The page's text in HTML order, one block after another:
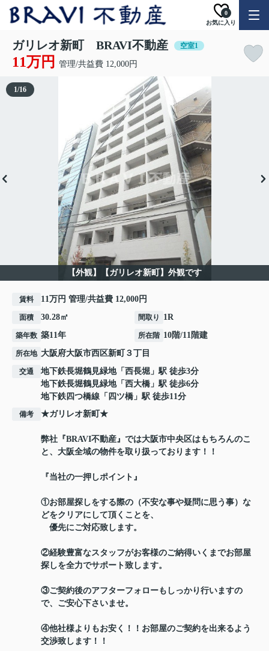
お気に入り
0
ガリレオ新町 BRAVI不動産 空室1
11万円 管理/共益費 12,000円
【外観】【ガリレオ新町】外観です
1/16
賃料 11万円 管理/共益費 12,000円
面積 30.28㎡ 間取り 1R
築年数 築11年 所在階 10階/11階建
所在地 大阪府大阪市西区新町 ３丁目
交通 地下鉄長堀鶴見緑地「 西長堀 」駅 徒歩3分
地下鉄長堀鶴見緑地「 西大橋 」駅 徒歩6分
地下鉄四つ橋線 「 四ツ橋 」駅 徒歩11分
備考 ★ガリレオ新町★
弊社『BRAVI不動産』では大阪市中央区はもちろんのこ
と、大阪全域の物件を取り扱っております！！
『当社の一押しポイント』
①お部屋探しをする際の（不安な事や疑問に思う事）な
どをクリアにして頂くことを、
優先にご対応致します。
②経験豊富なスタッフがお客様のご納得いくまでお部屋
探しを全力でサポート致します。
③ご契約後のアフターフォローもしっかり行いますの
で、ご安心下さいませ。
④他社様よりもお安く！！お部屋のご契約を出来るよう
交渉致します！！